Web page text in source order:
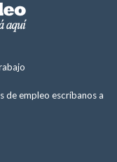
de empleo escríbanos a